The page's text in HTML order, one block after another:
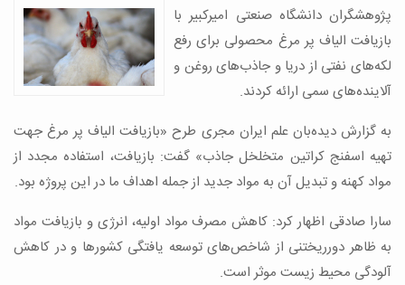
پژوهشگران دانشگاه صنعتی امیرکبیر با
بازیافت الیاف پر مرغ محصولی برای رفع
لکه‌های نفتی از دریا و جاذب‌های روغن و
آلاینده‌های سمی ارائه کردند.
به گزارش دیده‌بان علم ایران مجری طرح «بازیافت الیاف پر مرغ جهت
تهیه اسفنج کراتین متخلخل جاذب» گفت: بازیافت، استفاده مجدد از
مواد کهنه و تبدیل آن به مواد جدید از جمله اهداف ما در این پروژه بود.
سارا صادقی اظهار کرد: کاهش مصرف مواد اولیه، انرژی و بازیافت مواد
به ظاهر دورریختنی از شاخص‌های توسعه یافتگی کشورها و در کاهش
آلودگی محیط زیست موثر است.